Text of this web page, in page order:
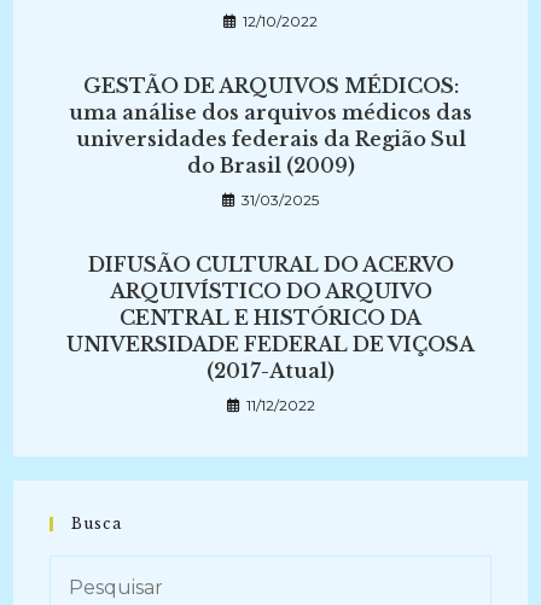
12/10/2022
GESTÃO DE ARQUIVOS MÉDICOS:
uma análise dos arquivos médicos das
universidades federais da Região Sul
do Brasil (2009)
31/03/2025
DIFUSÃO CULTURAL DO ACERVO
ARQUIVÍSTICO DO ARQUIVO
CENTRAL E HISTÓRICO DA
UNIVERSIDADE FEDERAL DE VIÇOSA
(2017-Atual)
11/12/2022
Busca